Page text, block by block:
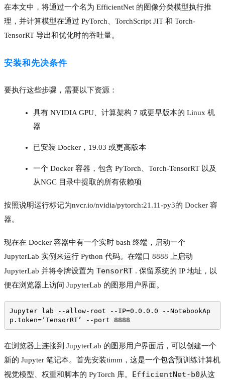
在本文中，将通过一个名为 EfficientNet 的图像分类模型执行推
理，并计算模型在通过 PyTorch、TorchScript JIT 和 Torch-
TensorRT 导出和优化时的吞吐量。
安装和先决条件
要执行这些步骤，需要以下资源：
具有 NVIDIA GPU、计算架构 7 或更早版本的 Linux 机
器
已安装 Docker，19.03 或更高版本
一个 Docker 容器，包含 PyTorch、Torch-TensorRT 以及
从NGC 目录中提取的所有依赖项
按照说明运行标记为nvcr.io/nvidia/pytorch:21.11-py3的 Docker 容
器。
现在在 Docker 容器中有一个实时 bash 终端，启动一个
JupyterLab 实例来运行 Python 代码。在端口 8888 上启动
JupyterLab 并将令牌设置为 TensorRT . 保留系统的 IP 地址，以
便在浏览器上访问 JupyterLab 的图形用户界面。
Jupyter lab --allow-root --IP=0.0.0.0 --NotebookAp
p.token=’TensorRT’ --port 8888
在浏览器上连接到 JupyterLab 的图形用户界面后，可以创建一个
新的 Jupyter 笔记本。首先安装timm ，这是一个包含预训练计算机
视觉模型、权重和脚本的 PyTorch 库。 EfficientNet-b0从这